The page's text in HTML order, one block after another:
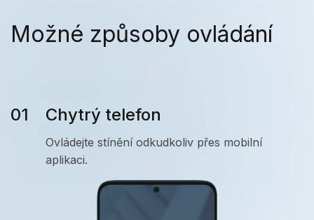
Možné způsoby ovládání
Chytrý telefon
Ovládejte stínění odkudkoliv přes mobilní
aplikaci.